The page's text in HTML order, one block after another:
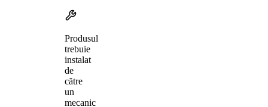
Produsul
trebuie
instalat
de
către
un
mecanic